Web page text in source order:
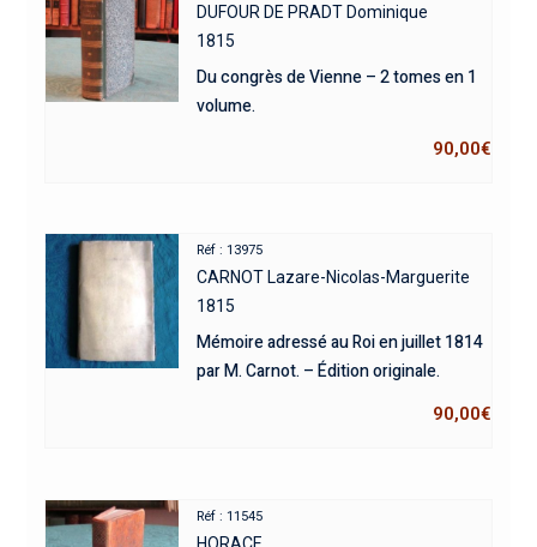
DUFOUR DE PRADT Dominique
1815
Du congrès de Vienne – 2 tomes en 1
volume.
90,00€
Réf : 13975
CARNOT Lazare-Nicolas-Marguerite
1815
Mémoire adressé au Roi en juillet 1814
par M. Carnot. – Édition originale.
90,00€
Réf : 11545